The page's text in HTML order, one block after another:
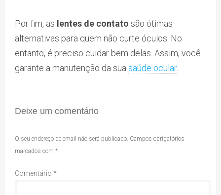
Por fim, as lentes de contato são ótimas
alternativas para quem não curte óculos. No
entanto, é preciso cuidar bem delas. Assim, você
garante a manutenção da sua saúde ocular.
Deixe um comentário
O seu endereço de email não será publicado. Campos obrigatórios
marcados com *
Comentário *